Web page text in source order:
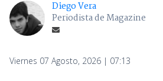
Diego Vera
Periodista de Magazine
Viernes 07 Agosto, 2026 | 07:13